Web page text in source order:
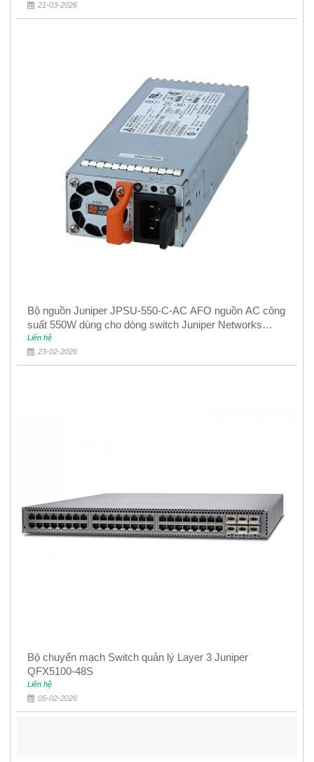
21-03-2026
Bộ nguồn Juniper JPSU-550-C-AC AFO nguồn AC công
suất 550W dùng cho dòng switch Juniper Networks
EX4400
Liên hệ
23-02-2026
Bộ chuyển mạch Switch quản lý Layer 3 Juniper
QFX5100-48S
Liên hệ
05-02-2026